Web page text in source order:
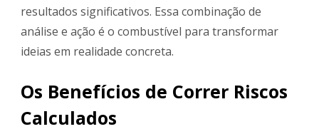
resultados significativos. Essa combinação de
análise e ação é o combustível para transformar
ideias em realidade concreta.
Os Benefícios de Correr Riscos
Calculados